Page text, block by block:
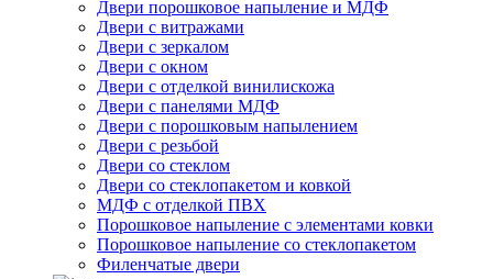
Двери порошковое напыление и МДФ
Двери с витражами
Двери с зеркалом
Двери с окном
Двери с отделкой винилискожа
Двери с панелями МДФ
Двери с порошковым напылением
Двери с резьбой
Двери со стеклом
Двери со стеклопакетом и ковкой
МДФ с отделкой ПВХ
Порошковое напыление с элементами ковки
Порошковое напыление со стеклопакетом
Филенчатые двери